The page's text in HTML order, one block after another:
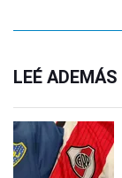
LEÉ ADEMÁS